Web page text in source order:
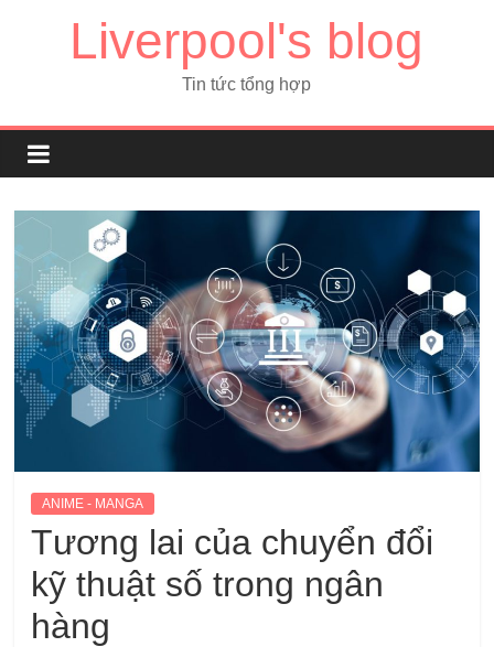
Liverpool's blog
Tin tức tổng hợp
ANIME - MANGA
Tương lai của chuyển đổi
kỹ thuật số trong ngân
hàng